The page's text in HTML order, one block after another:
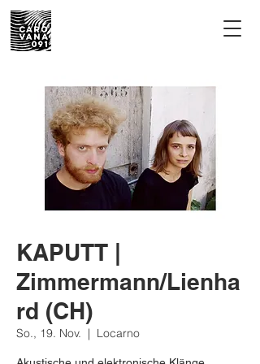
KAPUTT |
Zimmermann/Lienha
rd (CH)
So., 19. Nov.
  |
Locarno